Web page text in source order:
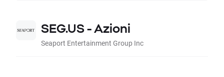
SEG.US - Azioni
Seaport Entertainment Group Inc